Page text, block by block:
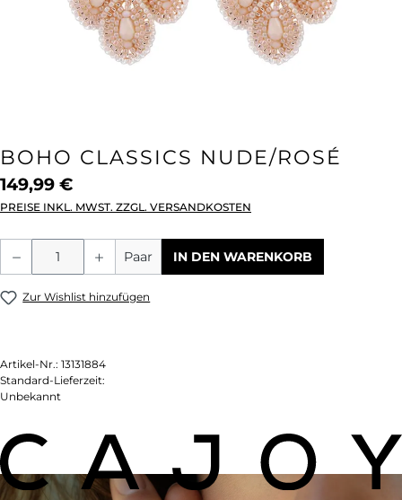
BOHO CLASSICS NUDE/ROSÉ
149,99 €
PREISE INKL. MWST. ZZGL. VERSANDKOSTEN
Produkt Anzahl: Gib den gewünschten
Paar IN DEN WARENKORB
Zur Wishlist hinzufügen
Artikel-Nr.: 13131884
Standard-Lieferzeit:
Unbekannt